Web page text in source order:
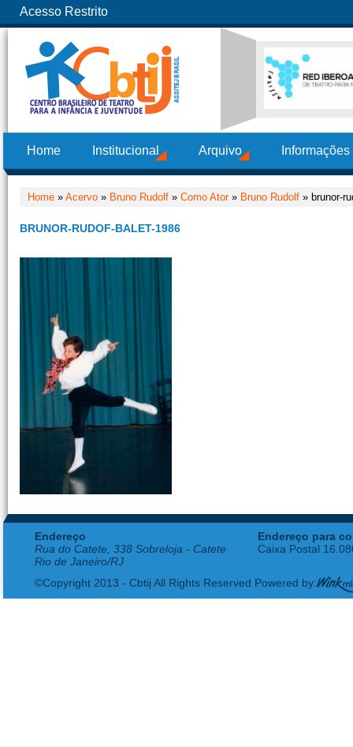
Acesso Restrito
Home Institucional Arquivo
Home » Acervo » Bruno Rudolf » Como Ator» Bruno Rudolf » brunor-
BRUNOR-RUDOF-BALET-1986
Endereço
Rua do Catete, 338 Sobreloja - Catete
Rio de Janeiro/RJ
Endereço para
Caixa Postal
©Copyright 2013 - Cbtij All Rights Reserved Powered by: